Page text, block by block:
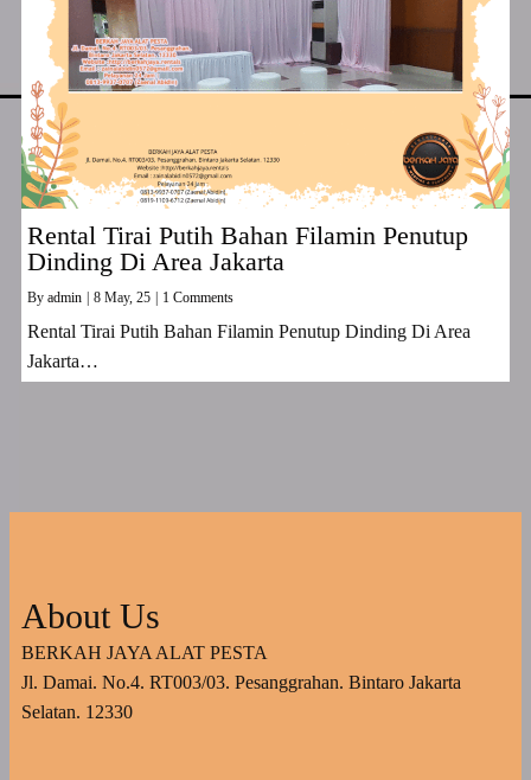
Rental Tirai Putih Bahan Filamin Penutup
Dinding Di Area Jakarta
By admin 8 May, 25 1 Comments
Rental Tirai Putih Bahan Filamin Penutup Dinding Di Area
Jakarta…
About Us
BERKAH JAYA ALAT PESTA
Jl. Damai. No.4. RT003/03. Pesanggrahan. Bintaro Jakarta
Selatan. 12330